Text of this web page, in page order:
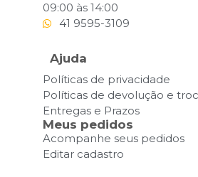
09:00 às 14:00
41 9595-3109
Ajuda
Políticas de privacidade
Políticas de devolução e
Entregas e Prazos
Meus pedidos
Acompanhe seus pedidos
Editar cadastro